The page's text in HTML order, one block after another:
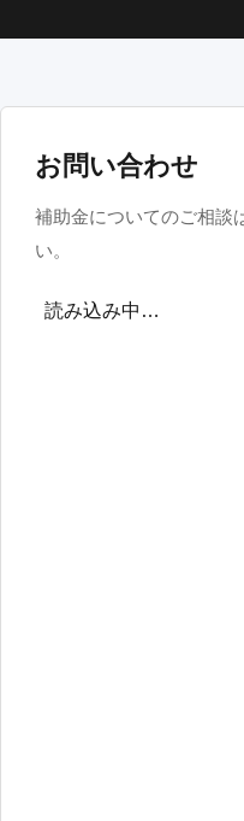
お問い合わせ
補助金についてのご相談
い。